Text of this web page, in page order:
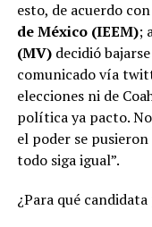
esto, de acuerdo
de México (IEEM);
(MV)decidió
comunicado vía
elecciones ni de
política ya pacto.
el poder se
todo siga igual”.
¿Para qué